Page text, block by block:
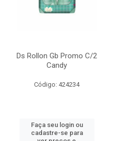
Ds Rollon Gb Promo C/2
Candy
Código: 424234
Faça seu login ou
cadastre-se para